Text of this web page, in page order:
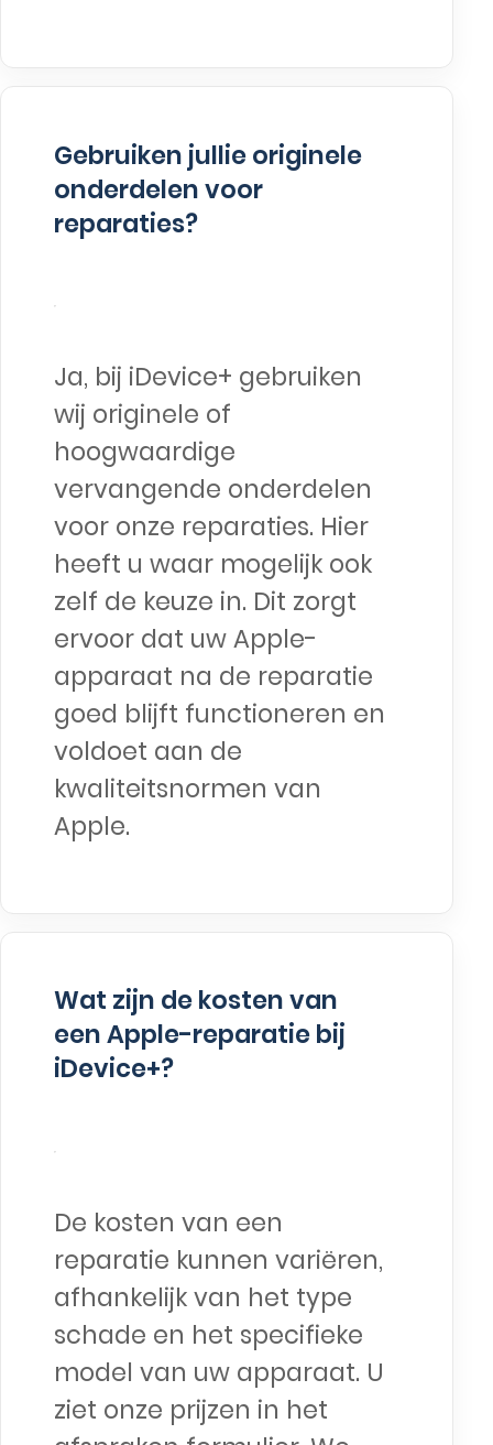
Gebruiken jullie originele
onderdelen voor
reparaties?
Ja, bij iDevice+ gebruiken
wij originele of
hoogwaardige
vervangende onderdelen
voor onze reparaties. Hier
heeft u waar mogelijk ook
zelf de keuze in. Dit zorgt
ervoor dat uw Apple-
apparaat na de reparatie
goed blijft functioneren en
voldoet aan de
kwaliteitsnormen van
Apple.
Wat zijn de kosten van
een Apple-reparatie bij
iDevice+?
De kosten van een
reparatie kunnen variëren,
afhankelijk van het type
schade en het specifieke
model van uw apparaat. U
ziet onze prijzen in het